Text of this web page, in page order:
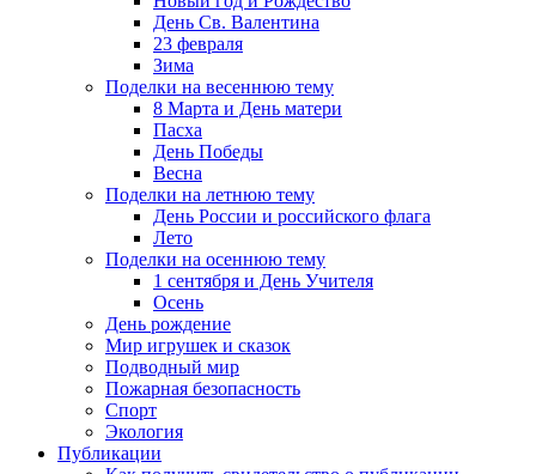
День Св. Валентина
23 февраля
Зима
Поделки на весеннюю тему
8 Марта и День матери
Пасха
День Победы
Весна
Поделки на летнюю тему
День России и российского флага
Лето
Поделки на осеннюю тему
1 сентября и День Учителя
Осень
День рождение
Мир игрушек и сказок
Подводный мир
Пожарная безопасность
Спорт
Экология
Публикации